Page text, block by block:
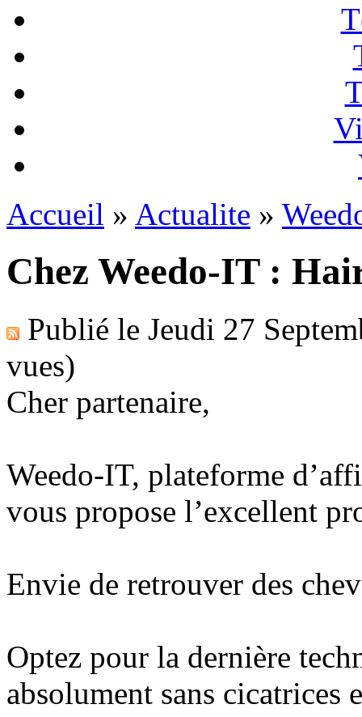
Accueil » Actualite »
Chez Weedo-IT :
Publié le Jeudi 27
vues)
Cher partenaire,
Weedo-IT, plateforme
vous propose l’excellent
Envie de retrouver des
Optez pour la dernière
absolument sans cicatrices